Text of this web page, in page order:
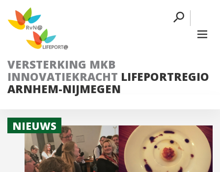
VERSTERKING MKB
INNOVATIEKRACHT LIFEPORTREGIO
ARNHEM-NIJMEGEN
NIEUWS